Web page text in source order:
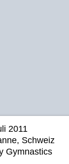
2011
Schweiz
Gymnastics